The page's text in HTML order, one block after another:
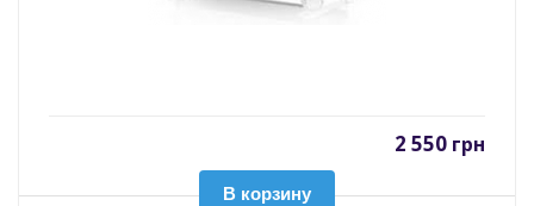
2 550 грн
В корзину